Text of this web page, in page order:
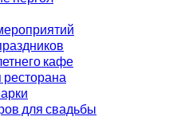
кафе
для свадьбы